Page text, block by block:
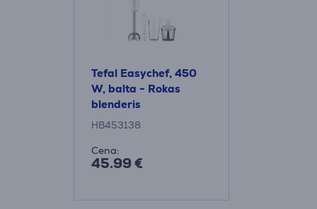
Tefal Easychef, 450
W, balta - Rokas
blenderis
HB453138
Cena:
45.99 €